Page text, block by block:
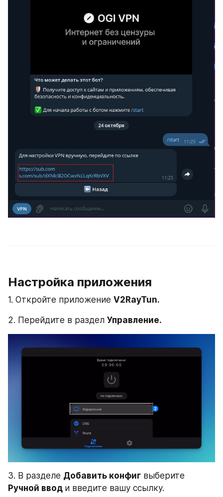
Настройка приложения
1. Откройте приложение V2RayTun.
2. Перейдите в раздел Управление.
3. В разделе Добавить конфиг
Ручной ввод и введите вашу ссылку.